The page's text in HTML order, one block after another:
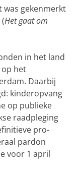
was gekenmerkt
Het gaat om
in het land
het
Daarbij
kinderopvang
op publieke
raadpleging
pro­
pardon
voor 1 april